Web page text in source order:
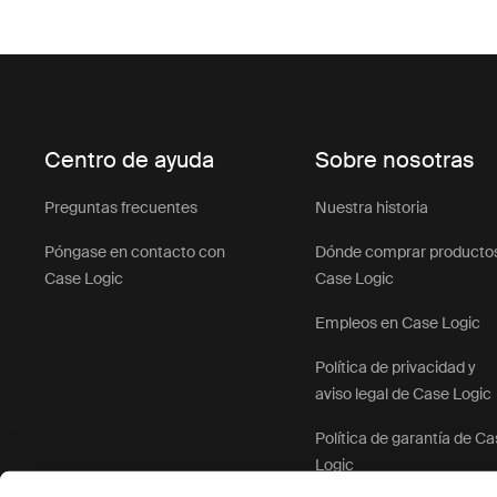
Centro de ayuda
Preguntas frecuentes
Póngase en contacto con
Case Logic
Sobre nosotras
Nuestra historia
Dónde comprar
Case Logic
Empleos en Case Logic
Política de privacidad y
aviso legal de Case Logic
Política de garantía de
Logic